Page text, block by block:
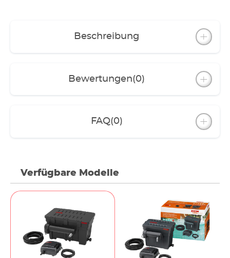
FILTERBIO: LOOPpro 18000-38000 (1,6 l)
5 m Spiralschlauch (LOOPpro 6000-12000 3/4“,
LOOPpro18000-38000 1“)
Beschreibung
Bewertungen(0)
FAQ(0)
Verfügbare Modelle